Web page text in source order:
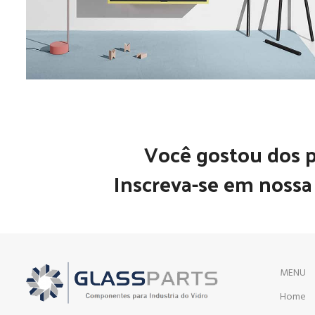
Você gostou dos
Inscreva-se em
MENU
Home